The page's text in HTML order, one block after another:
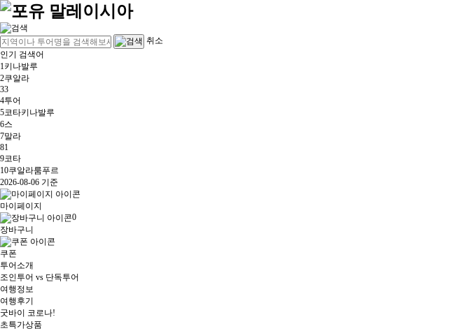
취소
인기 검색어
1키나발루
2쿠알라
33
4투어
5코타키나발루
6스
7말라
81
9코타
10쿠알라룸푸르
2026-08-06 기준
마이페이지
0
장바구니
쿠폰
투어소개
조인투어 vs 단독투어
여행정보
여행후기
굿바이 코로나!
초특가상품